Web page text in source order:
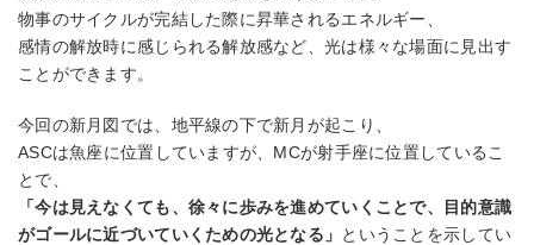
物事のサイクルが完結した際に昇華されるエネルギー、
感情の解放時に感じられる解放感など、光は様々な場面に見出す
ことができます。
今回の新月図では、地平線の下で新月が起こり、
ASCは魚座に位置していますが、MCが射手座に位置しているこ
とで、
「今は見えなくても、徐々に歩みを進めていくことで、目的意識
がゴールに近づいていくための光となる」 ということを示してい